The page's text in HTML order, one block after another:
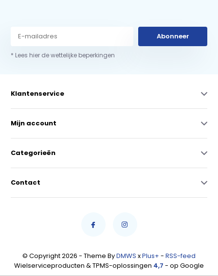
Abonneer
* Lees hier de wettelijke beperkingen
Klantenservice
Mijn account
Categorieën
Contact
© Copyright 2026 - Theme ByDMWS xPlus+ - RSS-feed
Wielserviceproducten & TPMS-oplossingen 4,7 - op Google